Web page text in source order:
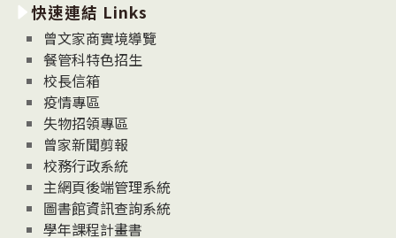
消
息
News
快速連結 Links
曾文家商實境導覽
餐管科特色招生
校長信箱
疫情專區
失物招領專區
曾家新聞剪報
校務行政系統
主網頁後端管理系統
圖書館資訊查詢系統
學年課程計畫書